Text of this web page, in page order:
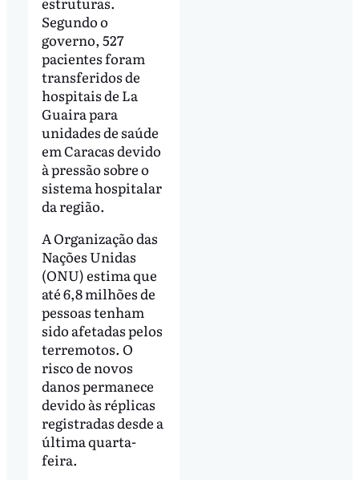
Segundo o
governo, 527
pacientes foram
transferidos de
hospitais de La
Guaira para
unidades de saúde
em Caracas devido
à pressão sobre o
sistema hospitalar
da região.
A Organização das
Nações Unidas
(ONU) estima que
até 6,8 milhões de
pessoas tenham
sido afetadas pelos
terremotos. O
risco de novos
danos permanece
devido às réplicas
registradas desde a
última quarta-
feira.